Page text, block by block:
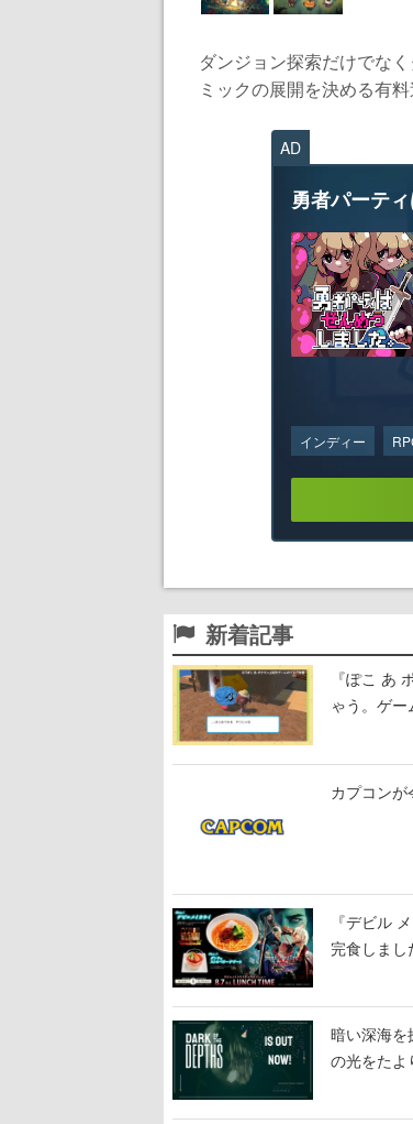
ダンジョン探索だけでな
ミックの展開を決める有
AD
勇者パーティ
インディー
新着記事
『ぽこ あ
ゃう。ゲ
カプコン
『デビル
完食しまし
暗い深海
の光をたよ